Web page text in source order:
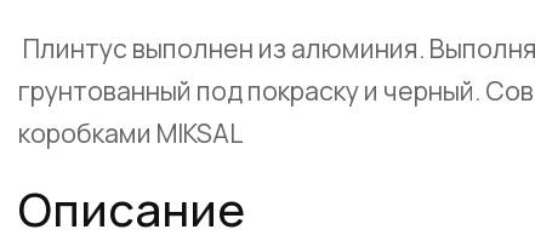
Плинтус выполнен из алюминия.
грунтованный под покраску и черный.
коробками MIKSAL
Описание